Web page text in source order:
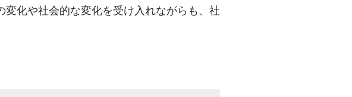
化や社会的な変化を受け入れながらも、社